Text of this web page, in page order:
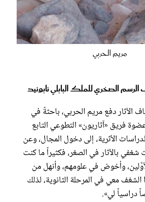
مريم الحربي
الصخري للملك البابلي نابونيد
الآثار دفع مريم الحربي، باحثةٌ في
فريق «آثاريون» التطوعي التابع
الأثرية، إلى دخول المجال، وعن
بالآثار في الصغر، فكثيراً ما كنت
وأخوض في علومهم، وأنهل من
معي في المرحلة الثانوية، لذلك
دراسياً لي».